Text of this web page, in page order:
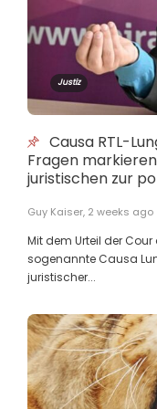
Justiz
Causa RTL-
Fragen
juristischen zur
Guy Kaiser, 2 weeks ago
Mit dem Urteil der
sogenannte Causa
juristischer...